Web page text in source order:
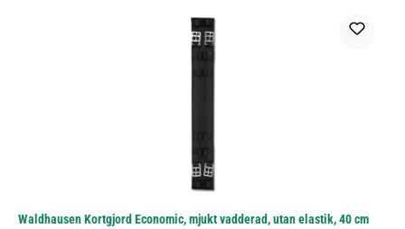
Waldhausen Kortgjord Economic, mjukt vadderad, utan elastik, 40 cm